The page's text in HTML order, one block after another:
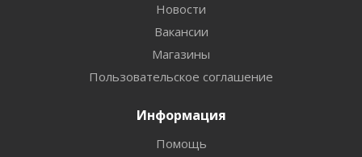
Новости
Вакансии
Магазины
Пользовательское соглашение
Информация
Помощь